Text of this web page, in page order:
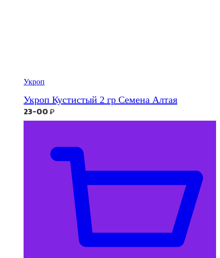
Укроп
Укроп Кустистый 2 гр Семена Алтая
23-00₽